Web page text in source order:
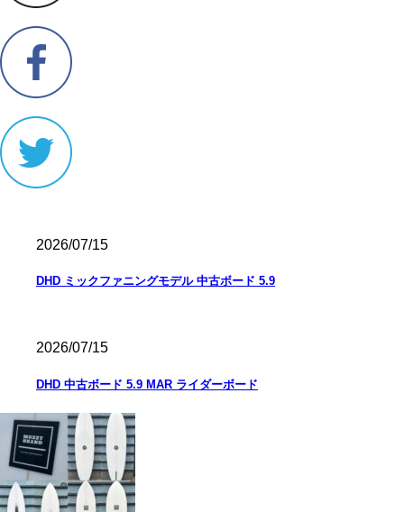
2026/07/15
DHD ミックファニングモデル 中古ボード 5.9
2026/07/15
DHD 中古ボード 5.9 MAR ライダーボード